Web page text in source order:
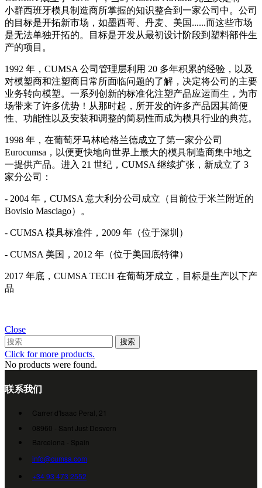
小群西班牙模具制造商所掌握的知识整合到一家公司中。公司
的目标是开拓新市场，如墨西哥、丹麦、美国......而这些市场
是无法单独开拓的。目标是开发从最初设计阶段到塑料部件生
产的项目。
1992 年，CUMSA 公司管理层利用 20 多年积累的经验，以及
对模塑商和注塑商日常所面临问题的了解，决定将公司的主要
业务转向模塑。一系列创新的标准化注塑产品应运而生，为市
场带来了许多优势！从那时起，所开发的许多产品因其简便
性、功能性以及安装和调整的简易性而成为模具行业的典范。
1998 年，在葡萄牙马林哈格兰德成立了第一家分公司
Eurocumsa，以便更快地向世界上最大的模具制造商集中地之
一提供产品。进入 21 世纪，CUMSA 继续扩张，新成立了 3
家分公司：
- 2004 年，CUMSA 意大利分公司成立（目前位于米兰附近的
Bovisio Masciago）。
- CUMSA 模具标准件，2009 年（位于深圳）
- CUMSA 美国，2012 年（位于美国底特律）
2017 年底，CUMSA TECH 在葡萄牙成立，目标是生产以下产
品
Close
搜索
Click for more products.
No products were found.
联系我们
Carrer d'Isaac Peral, 21
08960 - Sant Just Desvern
Barcelona - Spain
info@cumsa.com
+34 93 473 2552